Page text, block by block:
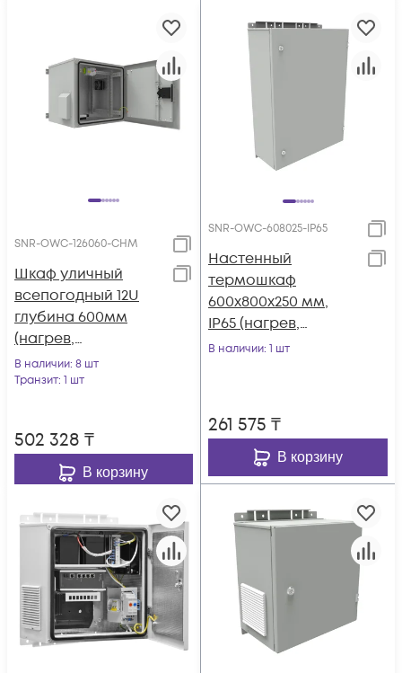
SNR-OWC-126060-CHM
Шкаф уличный
всепогодный 12U
глубина 600мм
(нагрев,
охлаждение,
контроль климата)
В наличии: 8 шт
Транзит: 1 шт
502 328 ₸
В корзину
SNR-OWC-608025-IP65
Настенный
термошкаф
600x800x250 мм,
IP65 (нагрев,
контроль климата)
В наличии: 1 шт
261 575 ₸
В корзину